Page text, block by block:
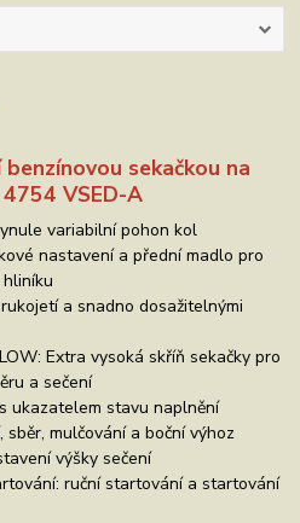
sekačkou na
VSED-A
variabilní pohon kol
nastavení a přední madlo pro
a snadno dosažitelnými
Extra vysoká skříň sekačky pro
a sečení
ukazatelem stavu naplnění
sběr, mulčování a boční výhoz
výšky sečení
ruční startování a startování